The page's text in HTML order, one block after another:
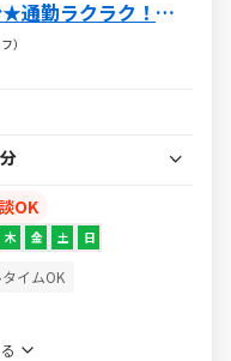
通勤ラクラク！駅
～OK★午前中から
）
OK
木 金 土 日
イムOK